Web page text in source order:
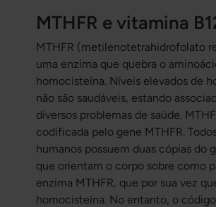
MTHFR e vitamina
MTHFR (metilenotetrahidrofolato
uma enzima que quebra o
homocisteína. Níveis elevados de
não são saudáveis, estando
diversos problemas de saúde.
codificada pelo gene MTHFR.
humanos possuem duas cópias do
que orientam o corpo sobre como
enzima MTHFR, que por sua vez
homocisteína. No entanto, o